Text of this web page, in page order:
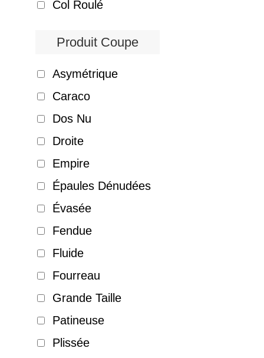
Col Roulé
Produit Coupe
Asymétrique
Caraco
Dos Nu
Droite
Empire
Épaules Dénudées
Évasée
Fendue
Fluide
Fourreau
Grande Taille
Patineuse
Plissée